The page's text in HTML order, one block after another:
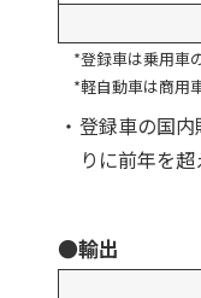
*登録車は乗用車
*軽自動車は商用
・ 登録車の国
りに前年を
●輸出